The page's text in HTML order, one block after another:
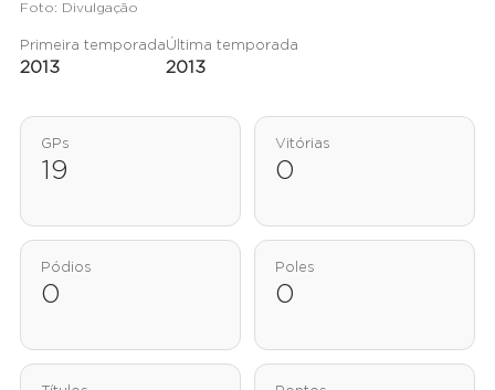
Foto: Divulgação
Primeira temporada
2013
Última temporada
2013
GPs
19
Vitórias
0
Pódios
0
Poles
0